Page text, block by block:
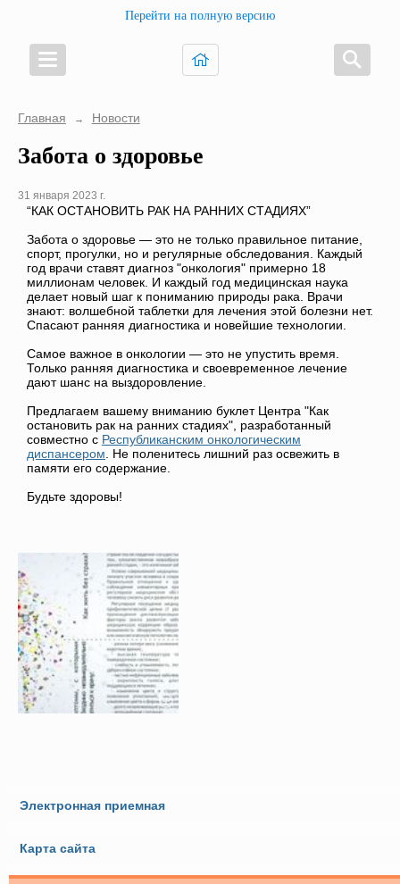
Перейти на полную версию
Главная → Новости
Забота о здоровье
31 января 2023 г.
“КАК ОСТАНОВИТЬ РАК НА РАННИХ СТАДИЯХ”
Забота о здоровье — это не только правильное питание,
спорт, прогулки, но и регулярные обследования. Каждый
год врачи ставят диагноз "онкология" примерно 18
миллионам человек. И каждый год медицинская наука
делает новый шаг к пониманию природы рака. Врачи
знают: волшебной таблетки для лечения этой болезни нет.
Спасают ранняя диагностика и новейшие технологии.
Самое важное в онкологии — это не упустить время.
Только ранняя диагностика и своевременное лечение
дают шанс на выздоровление.
Предлагаем вашему вниманию буклет Центра "Как
остановить рак на ранних стадиях", разработанный
совместно с Республиканским онкологическим
диспансером. Не поленитесь лишний раз освежить в
памяти его содержание.
Будьте здоровы!
Электронная приемная
Карта сайта